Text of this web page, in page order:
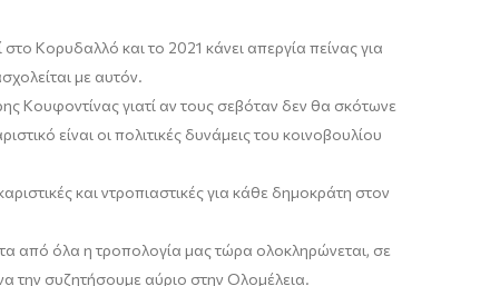
Κορυδαλλό και το 2021 κάνει απεργία πείνας για
με αυτόν.
Κουφοντίναςγιατί αν τους σεβόταν δεν θα σκότωνε
είναι οι πολιτικές δυνάμεις του κοινοβουλίου
και ντροπιαστικές για κάθε δημοκράτη στον
από όλα η τροπολογία μας τώρα ολοκληρώνεται, σε
την συζητήσουμε αύριο στην Ολομέλεια.